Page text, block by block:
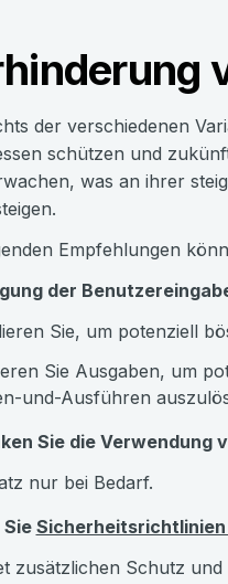
der verschiedenen
schützen und
was an ihrer
Empfehlungen
der
Sie, um potenziell
Sie Ausgaben, um
und-Ausführen
Sie die Verwendung
nur bei Bedarf.
zusätzlichen Schutz